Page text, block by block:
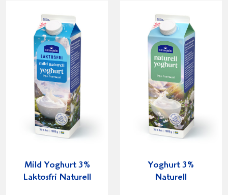
Mild Yoghurt 3%
Laktosfri Naturell
Yoghurt 3%
Naturell